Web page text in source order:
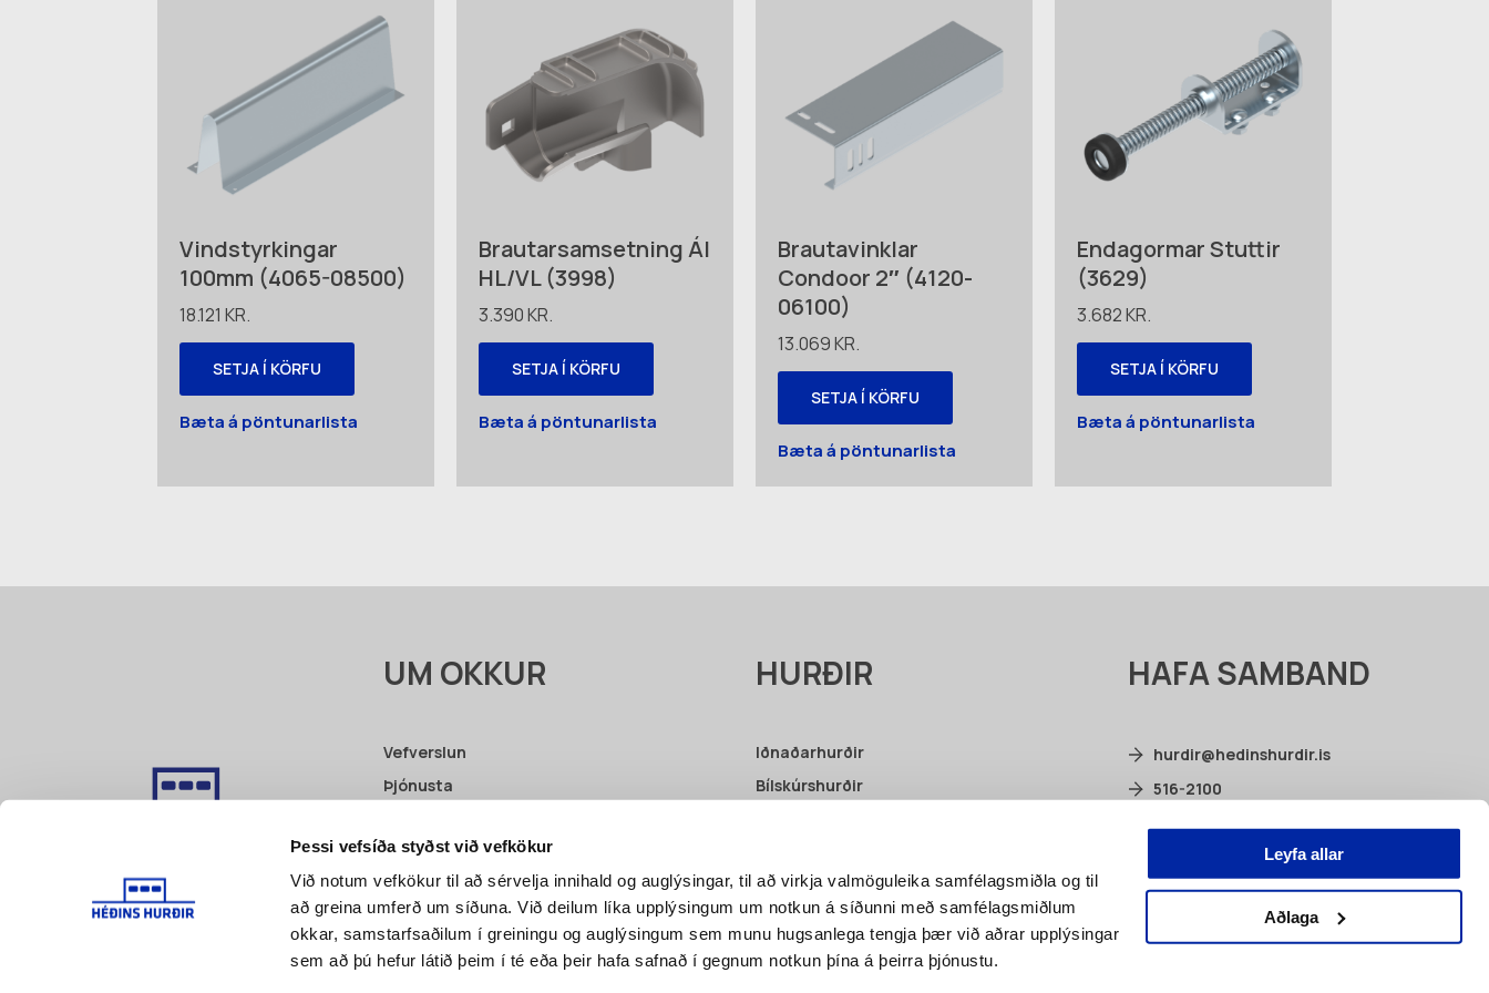
Þessi vefsíða styðst við vefkökur
Við notum vefkökur til að sérvelja innihald og auglýsingar, til að virkja valmöguleika samfélagsmiðla og til
að greina umferð um síðuna. Við deilum líka upplýsingum um notkun á síðunni með samfélagsmiðlum
okkar, samstarfsaðilum í greiningu og auglýsingum sem munu hugsanlega tengja þær við aðrar upplýsingar
sem að þú hefur látið þeim í té eða þeir hafa safnað í gegnum notkun þína á þeirra þjónustu.
Leyfa allar
Aðlaga
Vindstyrkingar
100mm (4065-08500)
18.121 KR.
SETJA Í KÖRFU
Bæta á pöntunarlista
Brautarsamsetning Ál
HL/VL (3998)
3.390KR.
SETJA Í KÖRFU
Bæta á pöntunarlista
Brautavinklar
Condoor 2″ (4120-
06100)
13.069KR.
SETJA Í KÖRFU
Bæta á pöntunarlista
Endagormar Stuttir
(3629)
3.682KR.
SETJA Í KÖRFU
Bæta á pöntunarlista
UM OKKUR
Vefverslun
Þjónusta
Vottanir
Pöntunarbeiðni
Skilmálar
HURÐIR
Iðnaðarhurðir
Bílskúrshurðir
HAFA SAMBAND
hurdir@hedinshurdir.is
516-2100
Selhella 2, 221 Hafnarfjörður
facebook.com/hedinshurdir